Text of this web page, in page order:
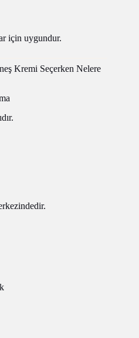
için uygundur.
Kremi Seçerken Nelere